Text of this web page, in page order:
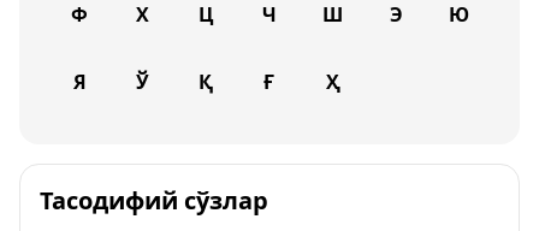
Ф Х Ц Ч Ш Э Ю
Я Ў Қ Ғ Ҳ
Тасодифий сўзлар